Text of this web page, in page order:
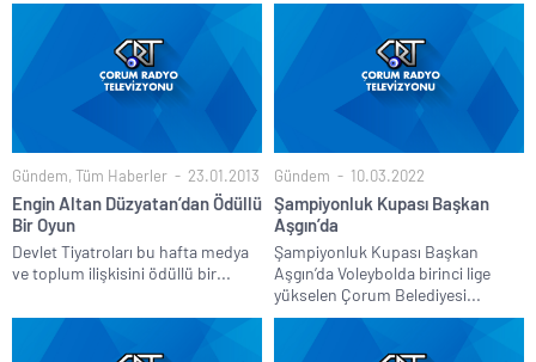
Gündem, Tüm Haberler 23.01.2013
Engin Altan Düzyatan’dan Ödüllü
Bir Oyun
Devlet Tiyatroları bu hafta medya
ve toplum ilişkisini ödüllü bir...
Gündem 10.03.2022
Şampiyonluk Kupası Başkan
Aşgın’da
Şampiyonluk Kupası Başkan
Aşgın’da Voleybolda birinci lige
yükselen Çorum Belediyesi...